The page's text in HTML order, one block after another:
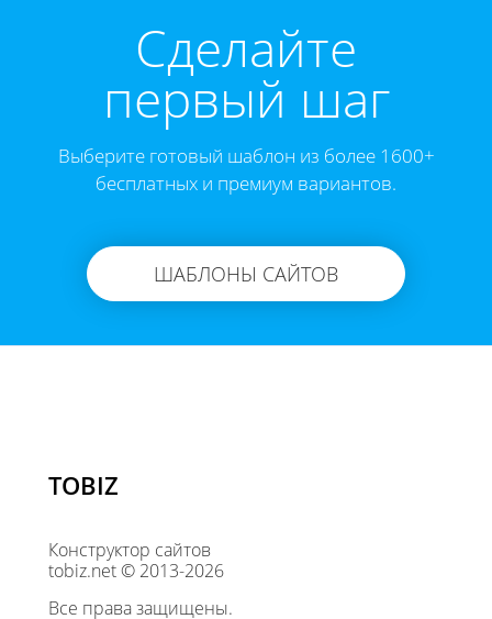
Cделайте
первый шаг
Выберите готовый шаблон из более 1600+
бесплатных и премиум вариантов.
ШАБЛОНЫ САЙТОВ
TOBIZ
Конструктор сайтов
tobiz.net © 2013-2026
Все права защищены.